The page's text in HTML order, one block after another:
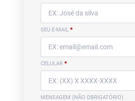
SEU E-MAIL *
CELULAR *
MENSAGEM (NÃO OBRIGATÓRIO)